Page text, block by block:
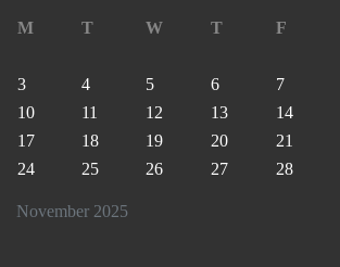
November 2025
M T W T F
3
4 5 6 7
10
11 12 13 14
17
18 19 20 21
24
25 26 27 28